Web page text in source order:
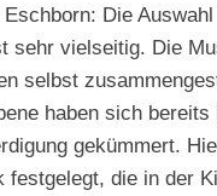
Die
sehr vielseitig. Die
selbst
haben sich bereits
gekümmert.
festgelegt, die in der